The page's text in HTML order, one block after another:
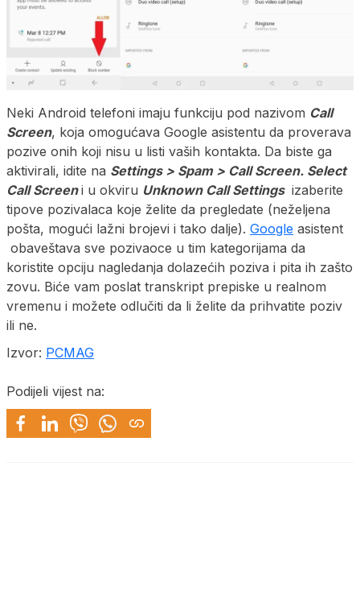
Neki Android telefoni imaju funkciju pod nazivom Call
Screen, koja omogućava Google asistentu da proverava
pozive onih koji nisu u listi vaših kontakta. Da biste ga
aktivirali, idite na Settings > Spam > Call Screen. Select
Call Screeni u okviru Unknown Call Settings izaberite
tipove pozivalaca koje želite da pregledate (neželjena
pošta, mogući lažni brojevi i tako dalje). Google asistent
obaveštava sve pozivaoce u tim kategorijama da
koristite opciju nagledanja dolazećih poziva i pita ih zašto
zovu. Biće vam poslat transkript prepiske u realnom
vremenu i možete odlučiti da li želite da prihvatite poziv
ili ne.
Izvor: PCMAG
Podijeli vijest na: